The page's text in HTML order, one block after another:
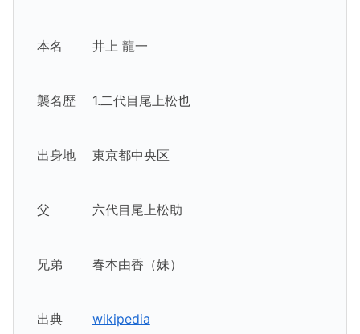
本名 井上 龍一
襲名歴 1.二代目尾上松也
出身地 東京都中央区
父 六代目尾上松助
兄弟 春本由香（妹）
出典 wikipedia